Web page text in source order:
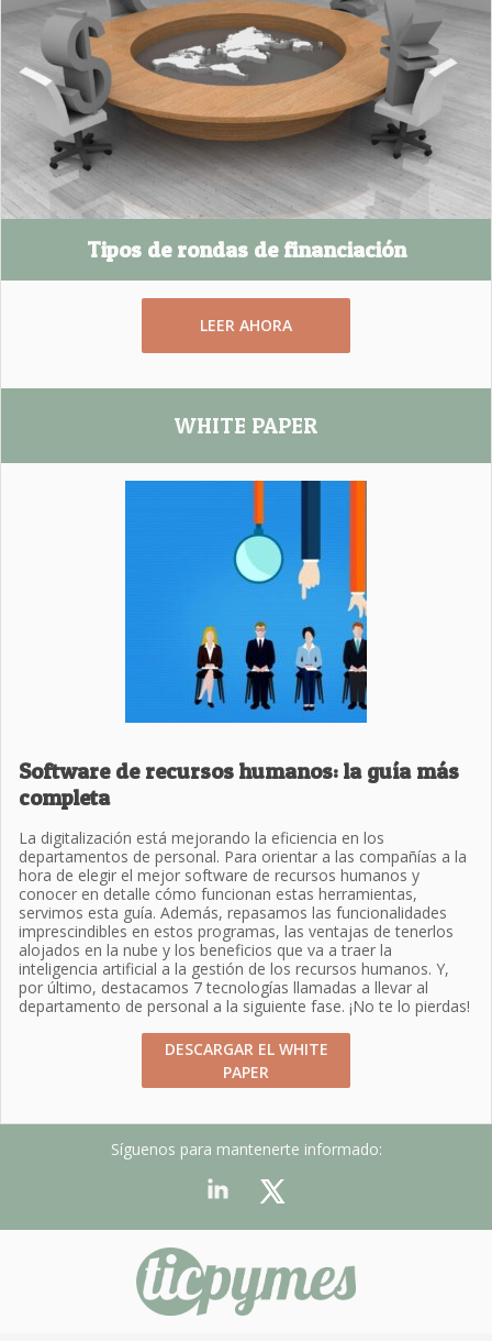
Tipos de rondas de financiación
LEER AHORA
WHITE PAPER
Software de recursos humanos: la guía más
completa
La digitalización está mejorando la eficiencia en los
departamentos de personal. Para orientar a las compañías a la
hora de elegir el mejor software de recursos humanos y
conocer en detalle cómo funcionan estas herramientas,
servimos esta guía. Además, repasamos las funcionalidades
imprescindibles en estos programas, las ventajas de tenerlos
alojados en la nube y los beneficios que va a traer la
inteligencia artificial a la gestión de los recursos humanos. Y,
por último, destacamos 7 tecnologías llamadas a llevar al
departamento de personal a la siguiente fase. ¡No te lo pierdas!
DESCARGAR EL WHITE
PAPER
Síguenos para mantenerte informado: